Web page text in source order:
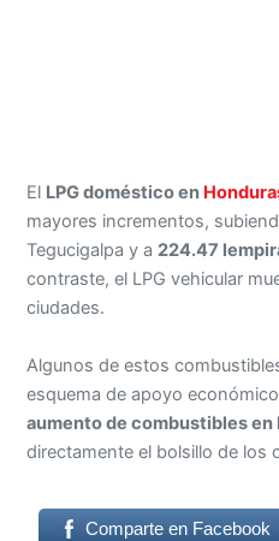
El LPG doméstico en
mayores incrementos,
Tegucigalpa y a 224.47
contraste, el LPG vehicular
ciudades.
Algunos de estos
esquema de apoyo
aumento de combustibles en
directamente el bolsillo de los
Comparte en Facebook